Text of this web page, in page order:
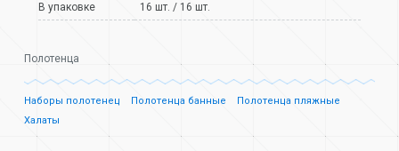
В упаковке 16 шт. / 16 шт.
Полотенца
Наборы полотенец Полотенца банные
Полотенца пляжные
Халаты